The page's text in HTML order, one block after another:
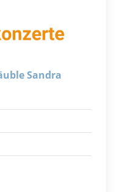
Sandra